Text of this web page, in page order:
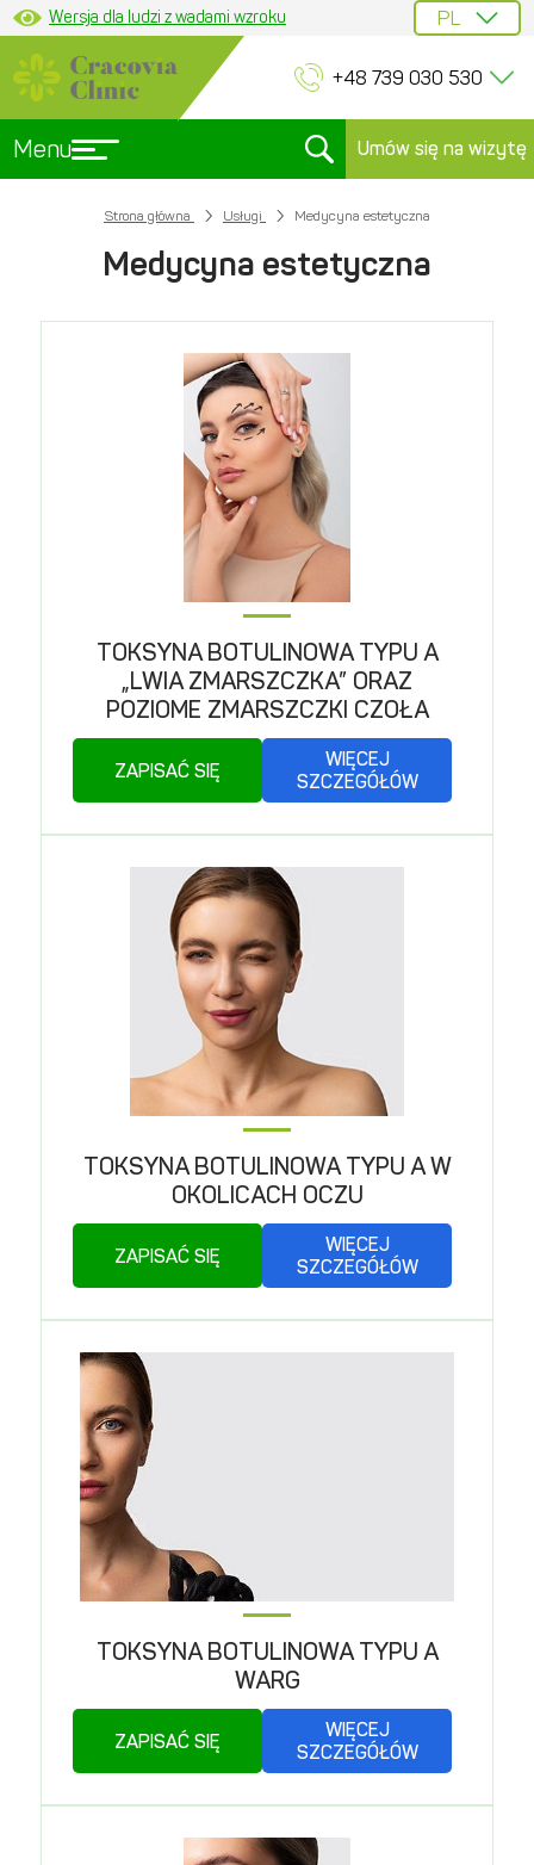
Wersja dla ludzi z wadami wzroku
+48 739 030 530
Menu Umów się na wizytę
Strona główna Usługi Medycyna estetyczna
Medycyna estetyczna
TOKSYNA BOTULINOWA TYPU A
„LWIA ZMARSZCZKA” ORAZ
POZIOME ZMARSZCZKI CZOŁA
ZAPISAĆ SIĘ
WIĘCEJ
SZCZEGÓŁÓW
TOKSYNA BOTULINOWA TYPU A W
OKOLICACH OCZU
ZAPISAĆ SIĘ
WIĘCEJ
SZCZEGÓŁÓW
TOKSYNA BOTULINOWA TYPU A
WARG
ZAPISAĆ SIĘ
WIĘCEJ
SZCZEGÓŁÓW